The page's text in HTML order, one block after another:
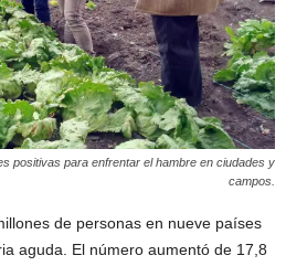
positivas para enfrentar el hambre en ciudades y
campos.
de personas en nueve países
aguda. El número aumentó de 17,8